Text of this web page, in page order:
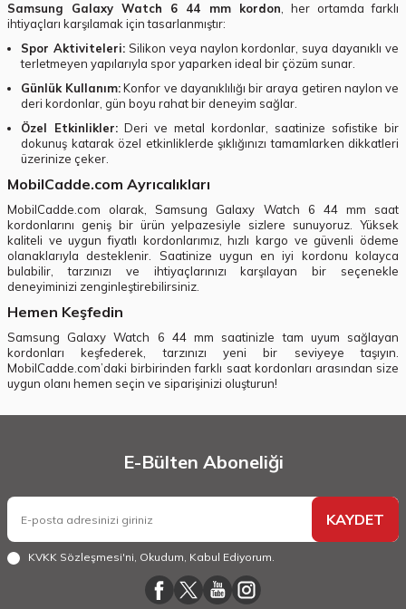
Samsung Galaxy Watch 6 44 mm kordon, her ortamda farklı
ihtiyaçları karşılamak için tasarlanmıştır:
Spor Aktiviteleri:Silikon veya naylon kordonlar, suya dayanıklı ve
terletmeyen yapılarıyla spor yaparken ideal bir çözüm sunar.
Günlük Kullanım:Konfor ve dayanıklılığı bir araya getiren naylon ve
deri kordonlar, gün boyu rahat bir deneyim sağlar.
Özel Etkinlikler: Deri ve metal kordonlar, saatinize sofistike bir
dokunuş katarak özel etkinliklerde şıklığınızı tamamlarken dikkatleri
üzerinize çeker.
MobilCadde.com Ayrıcalıkları
MobilCadde.com olarak, Samsung Galaxy Watch 6 44 mm saat
kordonlarını geniş bir ürün yelpazesiyle sizlere sunuyoruz. Yüksek
kaliteli ve uygun fiyatlı kordonlarımız, hızlı kargo ve güvenli ödeme
olanaklarıyla desteklenir. Saatinize uygun en iyi kordonu kolayca
bulabilir, tarzınızı ve ihtiyaçlarınızı karşılayan bir seçenekle
deneyiminizi zenginleştirebilirsiniz.
Hemen Keşfedin
Samsung Galaxy Watch 6 44 mm saatinizle tam uyum sağlayan
kordonları keşfederek, tarzınızı yeni bir seviyeye taşıyın.
MobilCadde.com’daki birbirinden farklı saat kordonları arasından size
uygun olanı hemen seçin ve siparişinizi oluşturun!
E-Bülten Aboneliği
KAYDET
KVKK Sözleşmesi'ni, Okudum, Kabul Ediyorum.